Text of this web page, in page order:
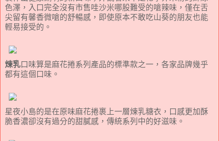
色澤，入口完全沒有市售哇沙米哪股難受的嗆辣味，僅在舌
尖留有馨香微嗆的舒暢感，即使原本不敢吃山葵的朋友也能
輕易接受的。
煉乳口味算是麻花捲系列產品的標準款之一，各家品牌幾乎
都有這個口味。
星夜小島的是在原味麻花捲裹上一層煉乳糖衣，口感更加酥
脆香濃卻沒有過分的甜膩感，傳統系列中的好滋味。